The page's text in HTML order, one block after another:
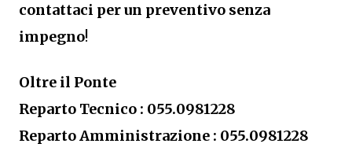
contattaci per un preventivo senza
impegno!
Oltre il Ponte
Reparto Tecnico : 055.0981228
Reparto Amministrazione : 055.0981228